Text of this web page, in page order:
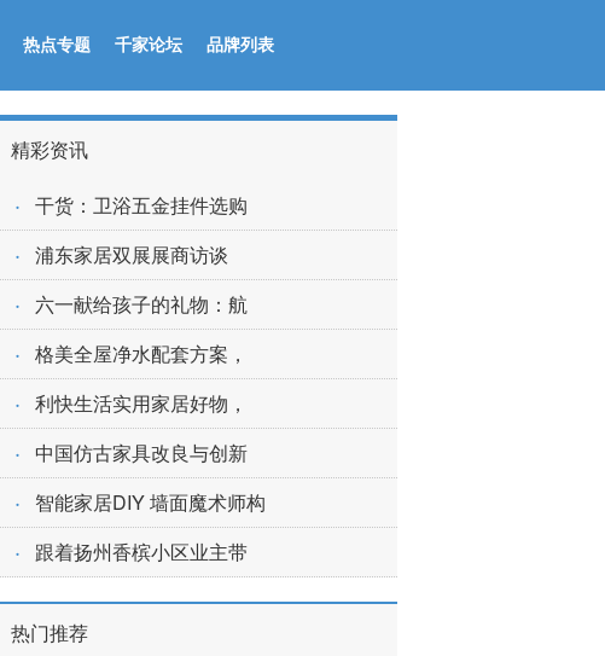
热点专题 千家论坛 品牌列表
精彩资讯
· 干货：卫浴五金挂件选购
· 浦东家居双展展商访谈
· 六一献给孩子的礼物：航
· 格美全屋净水配套方案，
· 利快生活实用家居好物，
· 中国仿古家具改良与创新
· 智能家居DIY 墙面魔术师构
· 跟着扬州香槟小区业主带
热门推荐